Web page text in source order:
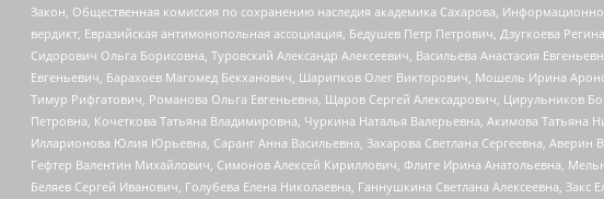
Закон, Общественная комиссия по сохранению наследия академика Сахарова,
вердикт, Евразийская антимонопольная ассоциация, Бедушев Петр Петрович, Дзугкоева
Сидорович Ольга Борисовна, Туровский Александр Алексеевич, Васильева Анастасия
Евгеньевич, Барахоев Магомед Бекханович, Шарипков Олег Викторович, Мошель Ирина
Тимур Рифгатович, Романова Ольга Евгеньевна, Щаров Сергей Алексадрович, Цирульников
Петровна, Кочеткова Татьяна Владимировна, Чуркина Наталья Валерьевна, Акимова
Илларионова Юлия Юрьевна, Саранг Анна Васильевна, Захарова Светлана Сергеевна,
Гефтер Валентин Михайлович, Симонов Алексей Кириллович, Флиге Ирина Анатольевна,
Беляев Сергей Иванович, Голубева Елена Николаевна, Ганнушкина Светлана Алексеевна,